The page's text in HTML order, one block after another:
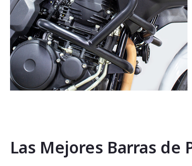
la
galería
Las Mejores Barras de